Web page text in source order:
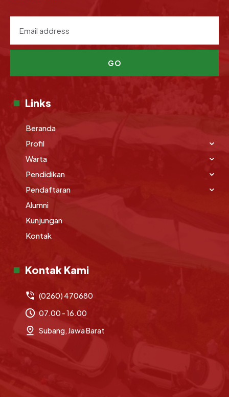
GO
Links
Beranda
Profil
Warta
Pendidikan
Pendaftaran
Alumni
Kunjungan
Kontak
Kontak Kami
(0260) 470680
07.00 - 16.00
Subang, Jawa Barat